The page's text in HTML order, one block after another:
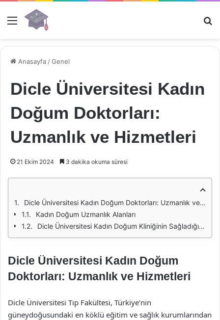
Menü
Anasayfa /Genel
Dicle Üniversitesi Kadın
Doğum Doktorları:
Uzmanlık ve Hizmetleri
21 Ekim 2024 3 dakika okuma süresi
Dicle Üniversitesi Kadın Doğum Doktorları: Uzmanlık ve Hizmetleri
Kadın Doğum Uzmanlık Alanları
Dicle Üniversitesi Kadın Doğum Kliniğinin Sağladığı Hizmetler
Dicle Üniversitesi Kadın Doğum
Doktorları: Uzmanlık ve Hizmetleri
Dicle Üniversitesi Tıp Fakültesi, Türkiye’nin
güneydoğusundaki en köklü eğitim ve sağlık kurumlarından